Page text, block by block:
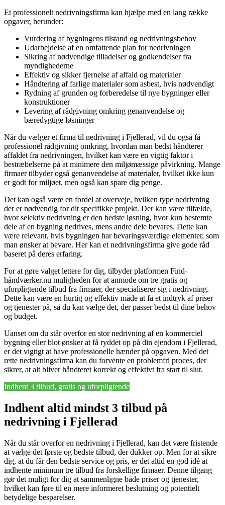
Et professionelt nedrivningsfirma kan hjælpe med en lang række
opgaver, herunder:
Vurdering af bygningens tilstand og nedrivningsbehov
Udarbejdelse af en omfattende plan for nedrivningen
Sikring af nødvendige tilladelser og godkendelser fra
myndighederne
Effektiv og sikker fjernelse af affald og materialer
Håndtering af farlige materialer som asbest, hvis nødvendigt
Rydning af grunden og forberedelse til nye bygninger eller
konstruktioner
Levering af rådgivning omkring genanvendelse og
bæredygtige løsninger
Når du vælger et firma til nedrivning i Fjellerad, vil du også få
professionel rådgivning omkring, hvordan man bedst håndterer
affaldet fra nedrivningen, hvilket kan være en vigtig faktor i
bestræbelserne på at minimere den miljømæssige påvirkning. Mange
firmaer tilbyder også genanvendelse af materialer, hvilket ikke kun
er godt for miljøet, men også kan spare dig penge.
Det kan også være en fordel at overveje, hvilken type nedrivning
der er nødvendig for dit specifikke projekt. Der kan være tilfælde,
hvor selektiv nedrivning er den bedste løsning, hvor kun bestemte
dele af en bygning nedrives, mens andre dele bevares. Dette kan
være relevant, hvis bygningen har bevaringsværdige elementer, som
man ønsker at bevare. Her kan et nedrivningsfirma give gode råd
baseret på deres erfaring.
For at gøre valget lettere for dig, tilbyder platformen Find-
håndværker.nu muligheden for at anmode om tre gratis og
uforpligtende tilbud fra firmaer, der specialiserer sig i nedrivning.
Dette kan være en hurtig og effektiv måde at få et indtryk af priser
og tjenester på, så du kan vælge det, der passer bedst til dine behov
og budget.
Uanset om du står overfor en stor nedrivning af en kommerciel
bygning eller blot ønsker at få ryddet op på din ejendom i Fjellerad,
er det vigtigt at have professionelle hænder på opgaven. Med det
rette nedrivningsfirma kan du forvente en problemfri proces, der
sikrer, at alt bliver håndteret korrekt og effektivt fra start til slut.
Indhent 3 tilbud, gratis og uforpligtende
Indhent altid mindst 3 tilbud på
nedrivning i Fjellerad
Når du står overfor en nedrivning i Fjellerad, kan det være fristende
at vælge det første og bedste tilbud, der dukker op. Men for at sikre
dig, at du får den bedste service og pris, er det altid en god idé at
indhente minimum tre tilbud fra forskellige firmaer. Denne tilgang
gør det muligt for dig at sammenligne både priser og tjenester,
hvilket kan føre til en mere informeret beslutning og potentielt
betydelige besparelser.